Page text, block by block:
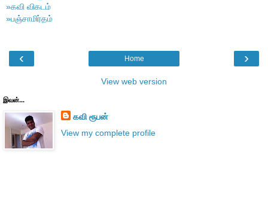
»கவி விகடம்
»பஞ்சாமிர்தம்
‹ ›
Home
View web version
இவன்...
கவி ரூபன்
View my complete profile